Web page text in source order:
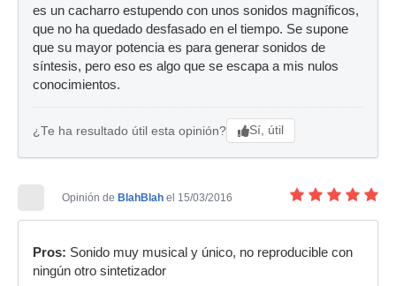
es un cacharro estupendo con unos sonidos magníficos,
que no ha quedado desfasado en el tiempo. Se supone
que su mayor potencia es para generar sonidos de
síntesis, pero eso es algo que se escapa a mis nulos
conocimientos.
¿Te ha resultado útil esta opinión? Sí, útil
Opinión de BlahBlah el 15/03/2016
Pros: Sonido muy musical y único, no reproducible con
ningún otro sintetizador